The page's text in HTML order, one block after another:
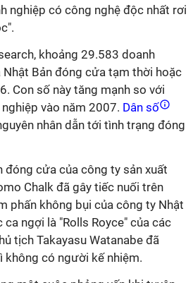
nghiệp có công nghệ độc nhất rơi
khoảng 29.583 doanh
Nhật Bản đóng cửa tạm thời hoặc
Con số này tăng mạnh so với
vào năm 2007. Dân số
nhân dẫn tới tình trạng đóng
đóng cửa của công ty sản xuất
Chalk đã gây tiếc nuối trên
phấn không bụi của công ty Nhật
ngợi là "Rolls Royce" của các
tịch Takayasu Watanabe đã
không có người kế nhiệm.